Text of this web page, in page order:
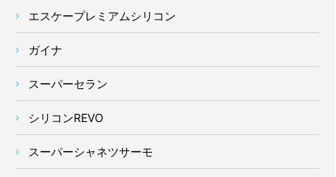
エスケープレミアムシリコン
ガイナ
スーパーセラン
シリコンREVO
スーパーシャネツサーモ